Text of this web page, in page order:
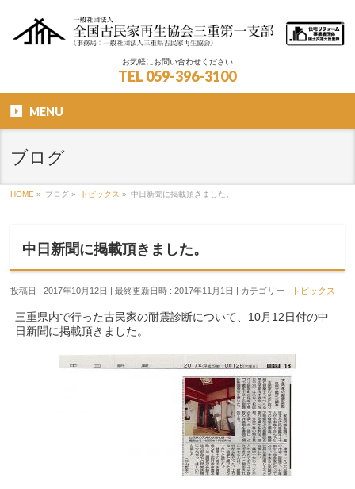
お気軽にお問い合わせください
TEL 059-396-3100
MENU
ブログ
HOME » ブログ » トピックス » 中日新聞に掲載頂きました。
中日新聞に掲載頂きました。
投稿日 : 2017年10月12日 最終更新日時 : 2017年11月1日 カテゴリー : トピックス
三重県内で行った古民家の耐震診断について、10月12日付の中
日新聞に掲載頂きました。